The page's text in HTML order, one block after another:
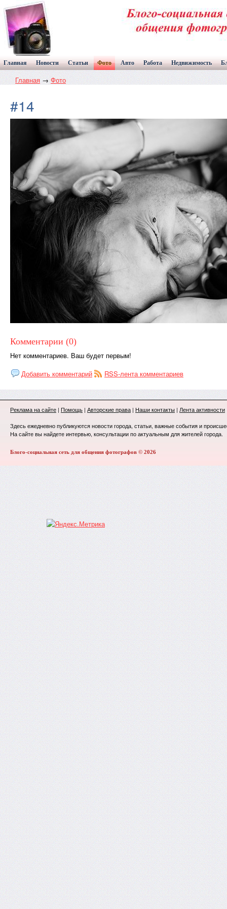
Главная Новости Статьи Фото Авто Работа Недвижимость
Главная → Фото
#14
Комментарии (0)
Нет комментариев. Ваш будет первым!
Добавить комментарий
RSS-лента комментариев
Реклама на сайте | Помощь | Авторские права | Наши контакты | Лента активности
Здесь ежедневно публикуются новости города, статьи, важные события и
На сайте вы найдете интервью, консультации по актуальным для жителей города.
Блого-социальная сеть для общения фотографов © 2026